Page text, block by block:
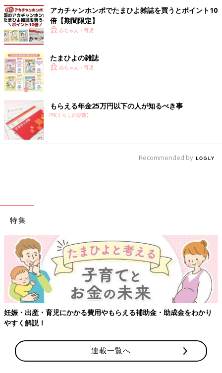
アカチャンホンポでたまひよ雑誌を買うとポイント10
倍【期間限定】
赤ちゃん・育児
たまひよの雑誌
赤ちゃん・育児
もらえる年金25万円以下の人が知るべき事
PR(くらしの話題)
Recommended by
特集
妊娠・出産・育児にかかる費用やもらえる補助金・助成金をわかり
やすく解説！
連載一覧へ